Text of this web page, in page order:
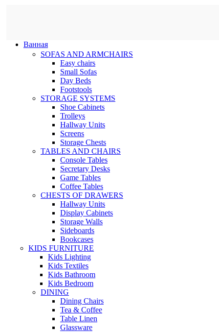
Ванная
SOFAS AND ARMCHAIRS
Easy chairs
Small Sofas
Day Beds
Footstools
STORAGE SYSTEMS
Shoe Cabinets
Trolleys
Hallway Units
Screens
Storage Chests
TABLES AND CHAIRS
Console Tables
Secretary Desks
Game Tables
Coffee Tables
CHESTS OF DRAWERS
Hallway Units
Display Cabinets
Storage Walls
Sideboards
Bookcases
KIDS FURNITURE
Kids Lighting
Kids Textiles
Kids Bathroom
Kids Bedroom
DINING
Dining Chairs
Tea & Coffee
Table Linen
Glassware